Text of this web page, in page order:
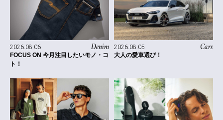
Denim
2026.08.06
FOCUS ON 今月注目したいモノ・コ
ト！
Cars
2026.08.05
大人の愛車選び！